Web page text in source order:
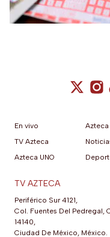
En vivo
TV Azteca
Azteca UNO
Azteca
TV AZTECA
Periférico Sur 4121,
Col. Fuentes Del Pedregal,
14140,
Ciudad De México, México.